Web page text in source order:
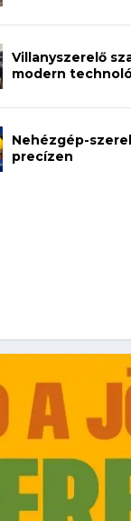
néhány sor
nélkül?
Villanyszerelő
modern
Nehézgép-
precízen